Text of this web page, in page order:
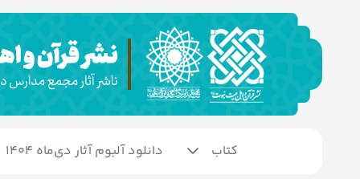
کتاب دانلود آلبوم آثار دی‌ماه 1404